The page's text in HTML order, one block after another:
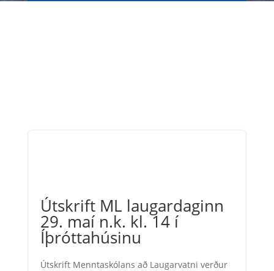
Útskrift ML laugardaginn
29. maí n.k. kl. 14 í
Íþróttahúsinu
Útskrift Menntaskólans að Laugarvatni verður